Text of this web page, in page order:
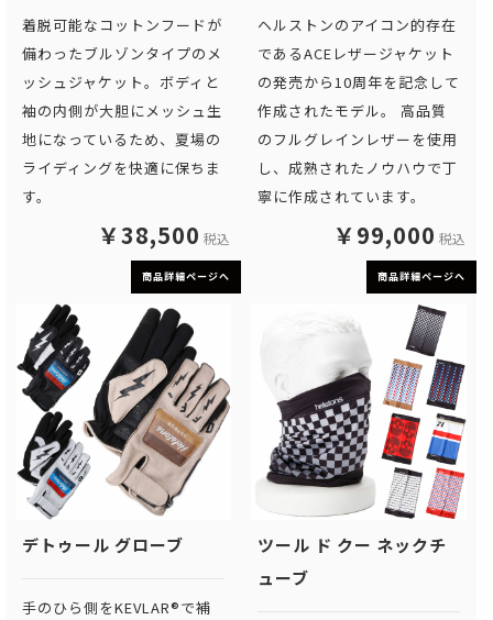
着脱可能なコットンフードが
備わったブルゾンタイプのメ
ッシュジャケット。ボディと
袖の内側が大胆にメッシュ生
地になっているため、夏場の
ライディングを快適に保ちま
す。
￥38,500 税込
商品詳細ページへ
ヘルストンのアイコン的存在
であるACEレザージャケット
の発売から10周年を記念して
作成されたモデル。 高品質
のフルグレインレザーを使用
し、成熟されたノウハウで丁
寧に作成されています。
￥99,000 税込
商品詳細ページへ
デトゥール グローブ
手のひら側をKEVLAR®︎で補
ツール ド クー ネックチ
ューブ